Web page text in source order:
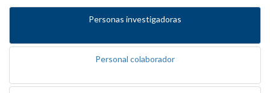
Personas investigadoras
Personal colaborador